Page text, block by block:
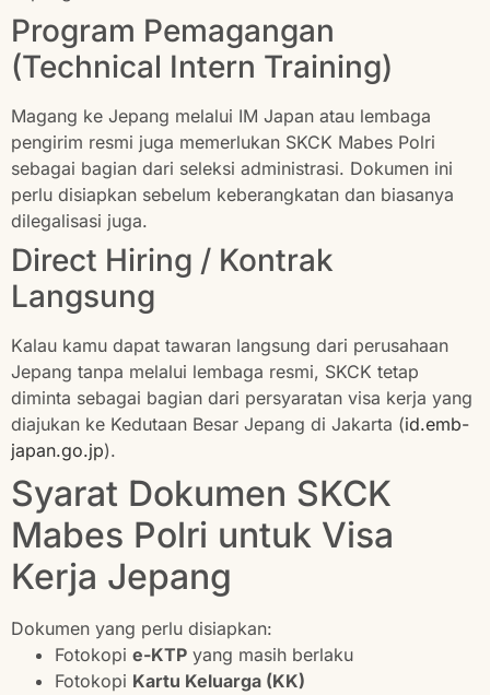
Program Pemagangan
(Technical Intern Training)
Magang ke Jepang melalui IM Japan atau lembaga
pengirim resmi juga memerlukan SKCK Mabes Polri
sebagai bagian dari seleksi administrasi. Dokumen ini
perlu disiapkan sebelum keberangkatan dan biasanya
dilegalisasi juga.
Direct Hiring / Kontrak
Langsung
Kalau kamu dapat tawaran langsung dari perusahaan
Jepang tanpa melalui lembaga resmi, SKCK tetap
diminta sebagai bagian dari persyaratan visa kerja yang
diajukan ke Kedutaan Besar Jepang di Jakarta (id.emb-
japan.go.jp).
Syarat Dokumen SKCK
Mabes Polri untuk Visa
Kerja Jepang
Dokumen yang perlu disiapkan:
Fotokopi e-KTP yang masih berlaku
Fotokopi Kartu Keluarga (KK)